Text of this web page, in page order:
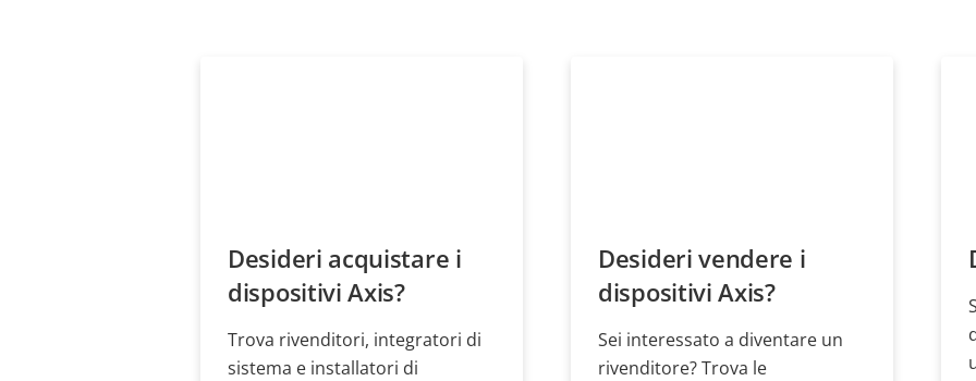
Desideri acquistare i
dispositivi Axis?
Trova rivenditori, integratori di
sistema e installatori di
Desideri vendere i
dispositivi Axis?
Sei interessato a diventare un
rivenditore? Trova le